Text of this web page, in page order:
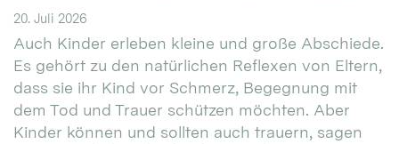
20. Juli 2026
Auch Kinder erleben kleine und große Abschiede.
Es gehört zu den natürlichen Reflexen von Eltern,
dass sie ihr Kind vor Schmerz, Begegnung mit
dem Tod und Trauer schützen möchten. Aber
Kinder können und sollten auch trauern, sagen